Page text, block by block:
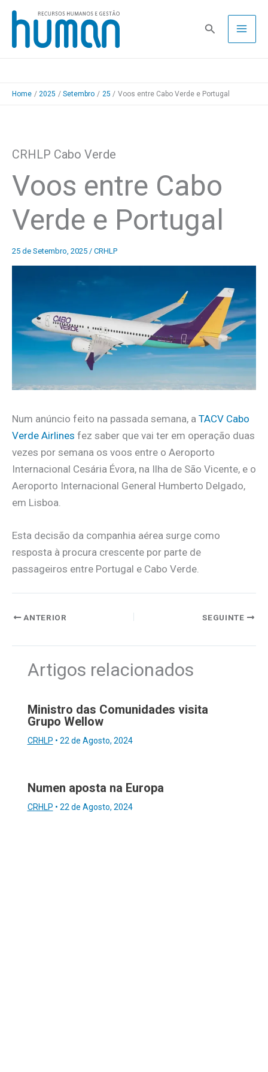
Skip
content
Pesquisa
Home 2025 Setembro 25 Voos entre Cabo Verde e Portugal
CRHLP Cabo Verde
Voos entre Cabo
Verde e Portugal
25 de Setembro, 2025 / CRHLP
Num anúncio feito na passada semana, a TACV Cabo
Verde Airlines fez saber que vai ter em operação duas
vezes por semana os voos entre o Aeroporto
Internacional Cesária Évora, na Ilha de São Vicente, e o
Aeroporto Internacional General Humberto Delgado,
em Lisboa.
Esta decisão da companhia aérea surge como
resposta à procura crescente por parte de
passageiros entre Portugal e Cabo Verde.
ANTERIOR SEGUINTE
Artigos relacionados
Ministro das Comunidades visita
Grupo Wellow
CRHLP • 22 de Agosto, 2024
Numen aposta na Europa
CRHLP • 22 de Agosto, 2024